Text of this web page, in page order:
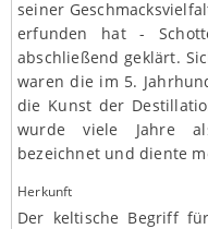
seiner
erfunden hat -
abschließend geklärt.
waren die im 5.
die Kunst der
wurde viele Jahre
bezeichnet und diente
Herkunft
Der keltische Begriff